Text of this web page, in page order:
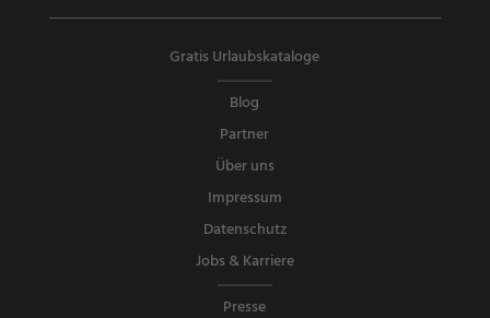
Gratis Urlaubskataloge
Blog
Partner
Über uns
Impressum
Datenschutz
Jobs & Karriere
Presse